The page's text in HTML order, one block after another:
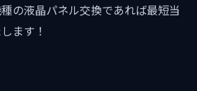
の液晶パネル交換であれば最短当
ます！